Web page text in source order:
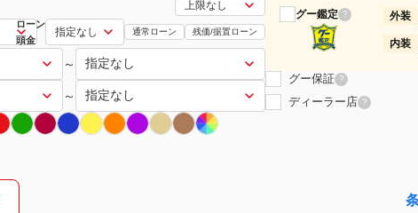
ローン
頭金
通常ローン 残価/据置ローン
～
～
グー鑑定 ? 外装
内装
グー保証 ?
ディーラー店 ?